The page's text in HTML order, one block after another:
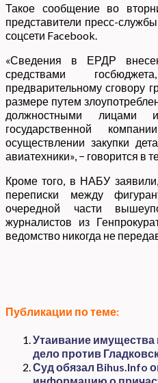
Такое сообщение во
представители пресс-
соцсети Facebook.
«Сведения в ЕРДР
средствами
предварительному сговору
размере путем
должностными лицами
государственной
осуществлении закупки
авиатехники», − говорится в
Кроме того, в НАБУ
переписки между
очередной части
журналистов из
ведомство никогда не
Публикации по теме:
Утаивание
дело против
Суд обязал Bihus.Info